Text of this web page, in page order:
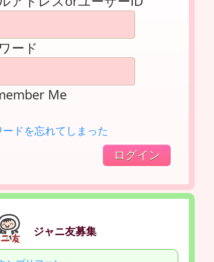
ード
Me
ドを忘れてしまった
ジャニ友募集